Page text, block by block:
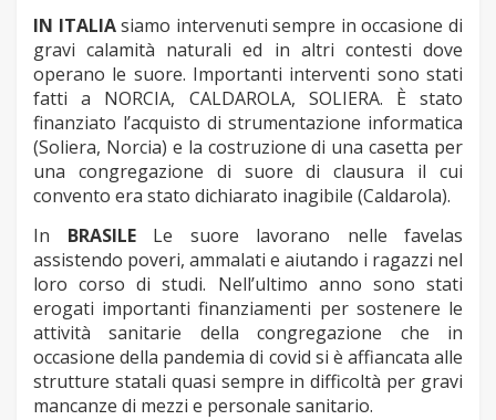
IN ITALIAsiamo intervenuti sempre in occasione di
gravi calamità naturali ed in altri contesti dove
operano le suore. Importanti interventi sono stati
fatti a NORCIA, CALDAROLA, SOLIERA. È stato
finanziato l’acquisto di strumentazione informatica
(Soliera, Norcia) e la costruzione di una casetta per
una congregazione di suore di clausura il cui
convento era stato dichiarato inagibile (Caldarola).
In BRASILELe suore lavorano nelle favelas
assistendo poveri, ammalati e aiutando i ragazzi nel
loro corso di studi. Nell’ultimo anno sono stati
erogati importanti finanziamenti per sostenere le
attività sanitarie della congregazione che in
occasione della pandemia di covid si è affiancata alle
strutture statali quasi sempre in difficoltà per gravi
mancanze di mezzi e personale sanitario.